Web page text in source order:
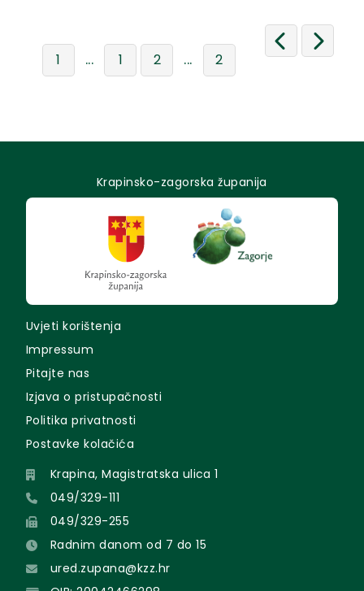
1 ... 1 2 ... 2
Krapinsko-zagorska županija
Uvjeti korištenja
Impressum
Pitajte nas
Izjava o pristupačnosti
Politika privatnosti
Postavke kolačića
Krapina, Magistratska ulica 1
049/329-111
049/329-255
Radnim danom od 7 do 15
ured.zupana@kzz.hr